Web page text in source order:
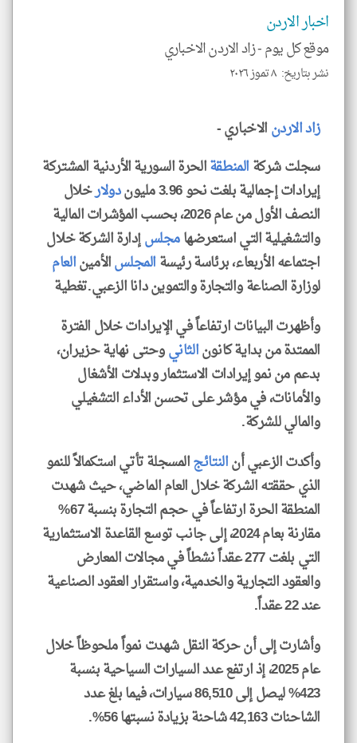
اخبار الاردن
موقع كل يوم -زاد الاردن الاخباري
نشر بتاريخ: ٨ تموز ٢٠٢٦
زادالاردنالاخباري -
سجلت شركةالمنطقةالحرة السورية الأردنية المشتركة
إيرادات إجمالية بلغت نحو 3.96 مليون
دولارخلال
النصف الأول من عام 2026، بحسب المؤشرات المالية
والتشغيلية التي استعرضهامجلسإدارة الشركة خلال
اجتماعه الأربعاء، برئاسة رئيسةالمجلسالأمينالعام
لوزارة الصناعة والتجارة والتموين دانا الزعبي.تغطية
وأظهرت البيانات ارتفاعاً في الإيرادات خلال الفترة
الممتدة من بداية كانونالثانيوحتى نهاية حزيران،
بدعم من نمو إيرادات الاستثمار وبدلات الأشغال
والأمانات، في مؤشر على تحسن الأداء التشغيلي
والمالي للشركة.
وأكدت الزعبي أنالنتائجالمسجلة تأتي استكمالاً للنمو
الذي حققته الشركة خلال العام الماضي، حيث شهدت
المنطقة الحرة ارتفاعاً في حجم التجارة بنسبة 67%
مقارنة بعام 2024، إلى جانب توسع القاعدة الاستثمارية
التي بلغت 277 عقداً نشطاً في مجالات المعارض
والعقود التجارية والخدمية، واستقرار العقود الصناعية
عند 22 عقداً.
وأشارت إلى أن حركة النقل شهدت نمواً ملحوظاً خلال
عام 2025، إذ ارتفع عدد السيارات السياحية بنسبة
423% ليصل إلى 86,510 سيارات، فيما بلغ عدد
الشاحنات 42,163 شاحنة بزيادة نسبتها 56%.
klyoum.com